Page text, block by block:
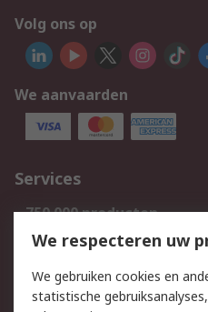
Volg ons op
We aanvaarden
Services
750.000 producten
Bestellen
Track & Trace
We respecteren uw
We gebruiken cookies en
statistische